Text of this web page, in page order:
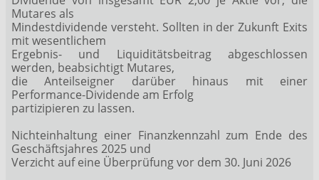
Mutares als
Mindestdividende versteht. Sollten in der Zukunft Exits
mit wesentlichem
Ergebnis- und Liquiditätsbeitrag abgeschlossen
werden, beabsichtigt Mutares,
die Anteilseigner darüber hinaus mit einer
Performance-Dividende am Erfolg
partizipieren zu lassen.
Nichteinhaltung einer Finanzkennzahl zum Ende des
Geschäftsjahres 2025 und
Verzicht auf eine Überprüfung vor dem 30. Juni 2026